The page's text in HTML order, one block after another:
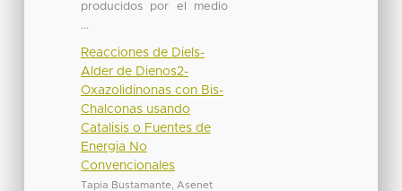
producidos por el medio
...
Reacciones de Diels-
Alder de Dienos2-
Oxazolidinonas con Bis-
Chalconas usando
Catalisis o Fuentes de
Energia No
Convencionales
Tapia Bustamante, Asenet